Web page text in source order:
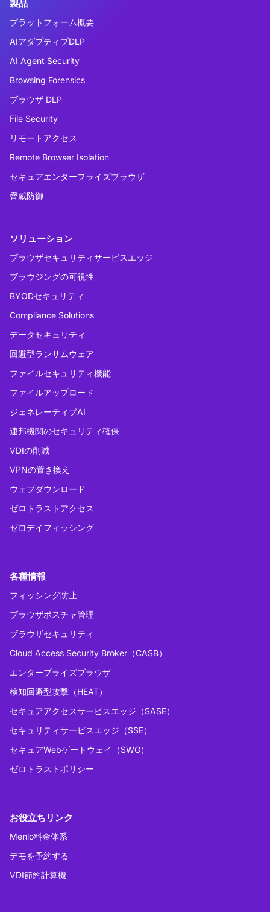
製品
プラットフォーム概要
AIアダプティブDLP
AI Agent Security
Browsing Forensics
ブラウザ DLP
File Security
リモートアクセス
Remote Browser Isolation
セキュアエンタープライズブラウザ
脅威防御
ソリューション
ブラウザセキュリティサービスエッジ
ブラウジングの可視性
BYODセキュリティ
Compliance Solutions
データセキュリティ
回避型ランサムウェア
ファイルセキュリティ機能
ファイルアップロード
ジェネレーティブAI
連邦機関のセキュリティ確保
VDIの削減
VPNの置き換え
ウェブダウンロード
ゼロトラストアクセス
ゼロデイフィッシング
各種情報
フィッシング防止
ブラウザポスチャ管理
ブラウザセキュリティ
Cloud Access Security Broker（CASB）
エンタープライズブラウザ
検知回避型攻撃（HEAT）
セキュアアクセスサービスエッジ（SASE）
セキュリティサービスエッジ（SSE）
セキュアWebゲートウェイ（SWG）
ゼロトラストポリシー
お役立ちリンク
Menlo料金体系
デモを予約する
VDI節約計算機